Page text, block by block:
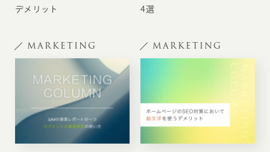
デメリット
4選
MARKETING MARKETING